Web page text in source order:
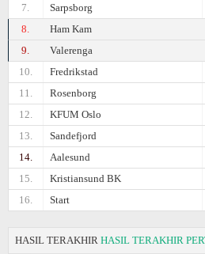
7.
Sarpsborg
8.
Ham Kam
9.
Valerenga
10.
Fredrikstad
11.
Rosenborg
12.
KFUM Oslo
13.
Sandefjord
14.
Aalesund
15.
Kristiansund BK
16.
Start
HASIL TERAKHIR HASIL TERAKHIR